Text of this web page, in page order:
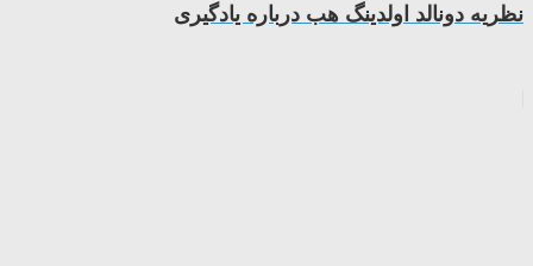
نظریه دونالد اولدینگ هب درباره یادگیری